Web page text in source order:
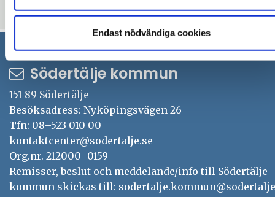
Endast nödvändiga cookies
Uppdaterad: 2026-01-30
Södertälje kommun
151 89 Södertälje
Besöksadress: Nyköpingsvägen 26
Tfn: 08–523 010 00
kontaktcenter@sodertalje.se
Org.nr. 212000–0159
Remisser, beslut och meddelande/info till Södertälje
kommun skickas till: